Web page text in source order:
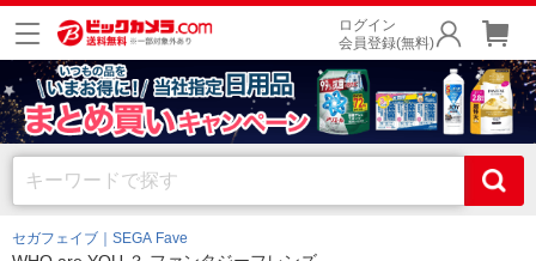
ログイン
会員登録(無料)
セガフェイブ｜SEGA Fave